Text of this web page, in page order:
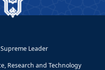
Leader
Research and Technology